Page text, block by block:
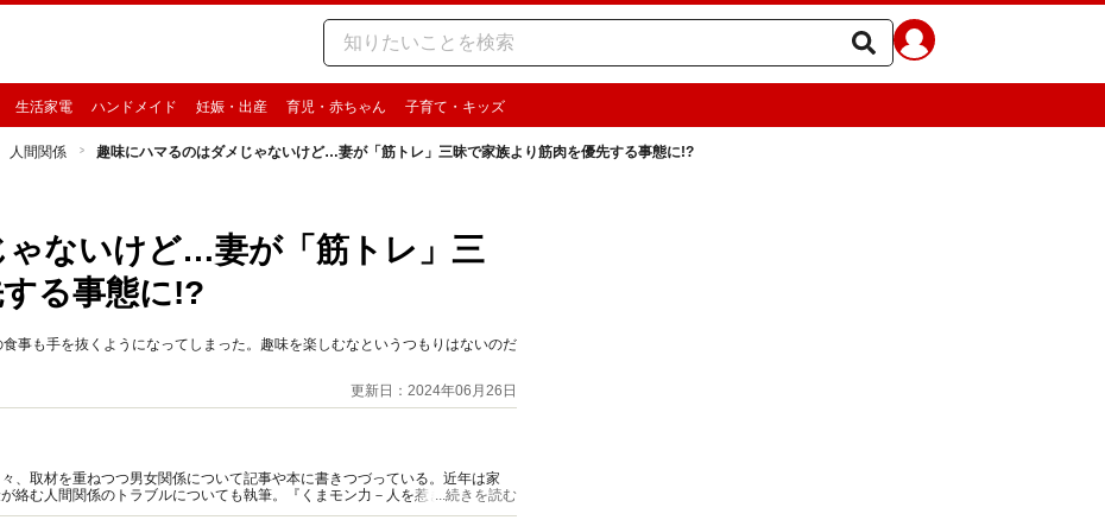
生活家電 ハンドメイド 妊娠・出産 育児・赤ちゃん 子育て・キッズ
人間関係 趣味にハマるのはダメじゃないけど…妻が「筋トレ」三昧で家族より筋肉を優先する事態に!?
ないけど…妻が「筋トレ」三
る事態に!?
事も手を抜くようになってしまった。趣味を楽しむなというつもりはないのだ
更新日：2024年06月26日
、取材を重ねつつ男女関係について記事や本に書きつづっている。近年は家
絡む人間関係のトラブルについても執筆。『くまモン力－人を惹きつける愛と
...続きを読む